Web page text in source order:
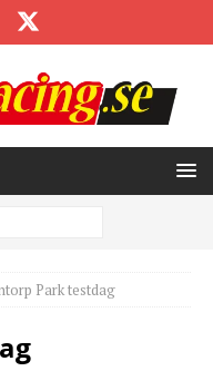
Park testdag